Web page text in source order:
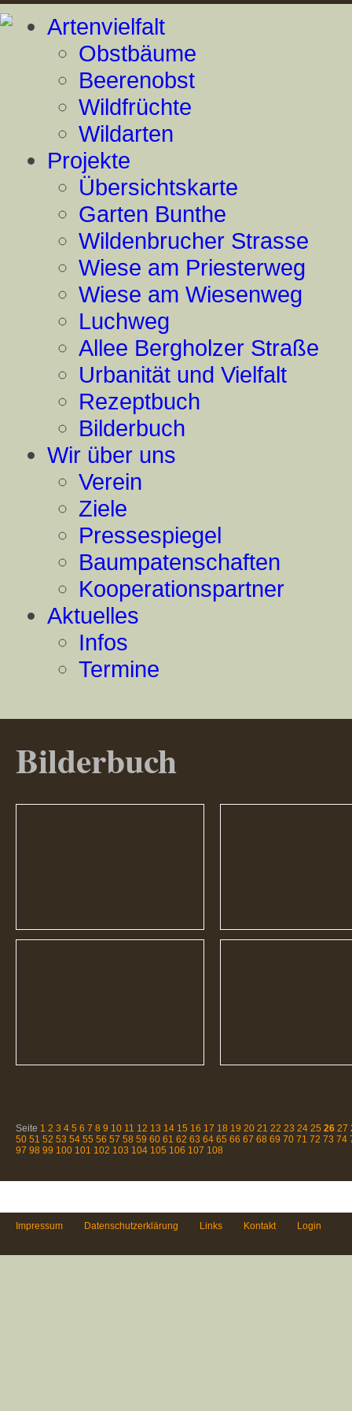
Artenvielfalt
Obstbäume
Beerenobst
Wildfrüchte
Wildarten
Projekte
Übersichtskarte
Garten Bunthe
Wildenbrucher Strasse
Wiese am Priesterweg
Wiese am Wiesenweg
Luchweg
Allee Bergholzer Straße
Urbanität und Vielfalt
Rezeptbuch
Bilderbuch
Wir über uns
Verein
Ziele
Pressespiegel
Baumpatenschaften
Kooperationspartner
Aktuelles
Infos
Termine
Bilderbuch
Seite 1 2 3 4 5 6 7 8 9 10 11 12 13 14 15 16 17 18 19 20 21 22 23 24 25 26 27
50 51 52 53 54 55 56 57 58 59 60 61 62 63 64 65 66 67 68 69 70 71 72 73 74
97 98 99 100 101 102 103 104 105 106 107 108
Impressum Datenschutzerklärung Links Kontakt Login